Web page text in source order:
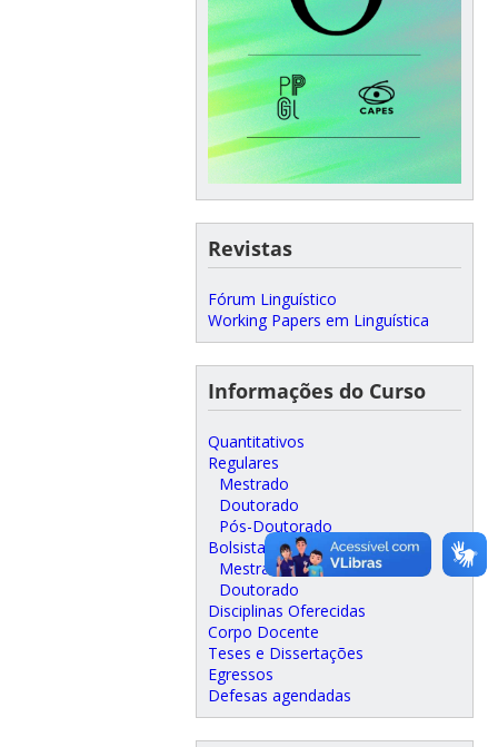
Revistas
Fórum Linguístico
Working Papers em Linguística
Informações do Curso
Quantitativos
Regulares
Mestrado
Doutorado
Pós-Doutorado
Bolsistas
Mestrado
Doutorado
Disciplinas Oferecidas
Corpo Docente
Teses e Dissertações
Egressos
Defesas agendadas